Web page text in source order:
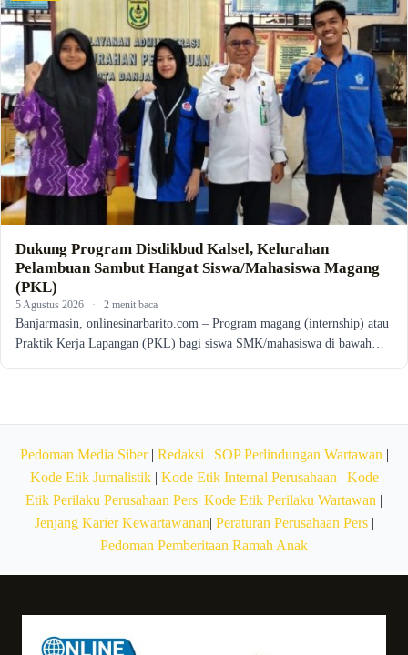
Dukung Program Disdikbud Kalsel, Kelurahan
Pelambuan Sambut Hangat Siswa/Mahasiswa Magang
(PKL)
5 Agustus 2026 · 2 menit baca
Banjarmasin, onlinesinarbarito.com – Program magang (internship) atau
Praktik Kerja Lapangan (PKL) bagi siswa SMK/mahasiswa di bawah…
Pedoman Media Siber| Redaksi | SOP Perlindungan Wartawan |
Kode Etik Jurnalistik| Kode Etik Internal Perusahaan | Kode
Etik Perilaku Perusahaan Pers| Kode Etik Perilaku Wartawan |
Jenjang Karier Kewartawanan| Peraturan Perusahaan Pers|
Pedoman Pemberitaan Ramah Anak